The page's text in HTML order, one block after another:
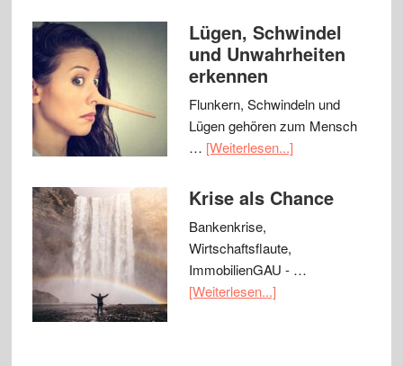
Lügen, Schwindel
und Unwahrheiten
erkennen
Flunkern, Schwindeln und
Lügen gehören zum Mensch
… [Weiterlesen...]
Krise als Chance
Bankenkrise,
Wirtschaftsflaute,
ImmobilienGAU - …
[Weiterlesen...]